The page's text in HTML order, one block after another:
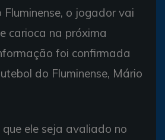
o jogador vai
carioca na próxima
foi confirmada
do Fluminense, Mário
ele seja avaliado no